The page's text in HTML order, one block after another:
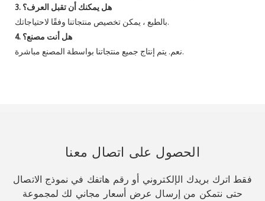
3. هل يمكنك أن تقبل العرف؟
بالطبع ، يمكن تخصيص منتجاتنا وفقًا لاحتياجاتك.
4. هل أنت مصنع؟
نعم. يتم إنتاج جميع منتجاتنا بواسطة المصنع مباشرة.
الحصول على اتصال معنا
فقط اترك بريدك الإلكتروني أو رقم هاتفك في نموذج الاتصال
حتى نتمكن من إرسال عرض أسعار مجاني لك لمجموعة